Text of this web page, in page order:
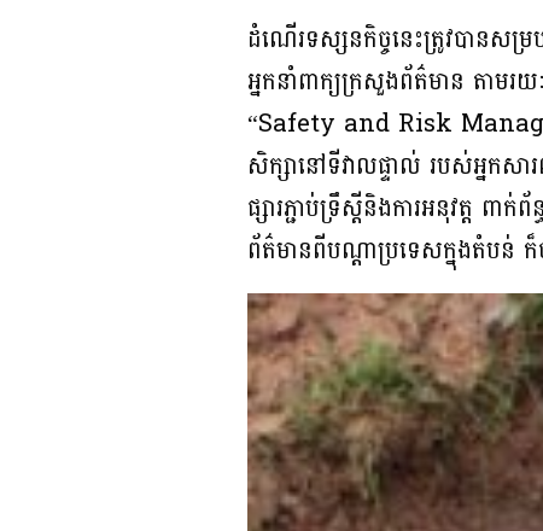
ដំណើរទស្សនកិច្ចនេះត្រូវបានស
អ្នកនាំពាក្យក្រសួងព័ត៌មាន តាមរ
“Safety and Risk
សិក្សានៅទីវាលផ្ទាល់ របស់អ្នក
ផ្សារភ្ជាប់ទ្រឹស្តីនិងការអនុវត្ត ព
ព័ត៌មានពីបណ្តាប្រទេសក្នុងតំបន់